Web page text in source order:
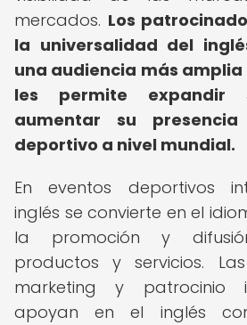
mercados. Los
la universalidad del
una audiencia más amplia
les permite expandir
aumentar su
deportivo a nivel mundial.
En eventos deportivos
inglés se convierte en el
la promoción y
productos y servicios.
marketing y patrocinio
apoyan en el inglés